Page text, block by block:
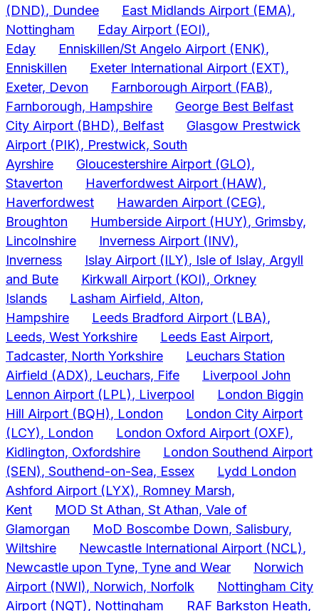
(DND), Dundee East Midlands Airport (EMA),
Nottingham
Eday Airport (EOI),
Eday
Enniskillen/St Angelo Airport (ENK),
Enniskillen
Exeter International Airport (EXT),
Exeter, Devon
Farnborough Airport (FAB),
Farnborough, Hampshire
George Best Belfast
City Airport (BHD), Belfast
Glasgow Prestwick
Airport (PIK), Prestwick, South
Ayrshire
Gloucestershire Airport (GLO),
Staverton
Haverfordwest Airport (HAW),
Haverfordwest
Hawarden Airport (CEG),
Broughton
Humberside Airport (HUY), Grimsby,
Lincolnshire
Inverness Airport (INV),
Inverness
Islay Airport (ILY), Isle of Islay, Argyll
and Bute
Kirkwall Airport (KOI), Orkney
Islands
Lasham Airfield, Alton,
Hampshire
Leeds Bradford Airport (LBA),
Leeds, West Yorkshire
Leeds East Airport,
Tadcaster, North Yorkshire
Leuchars Station
Airfield (ADX), Leuchars, Fife
Liverpool John
Lennon Airport (LPL), Liverpool
London Biggin
Hill Airport (BQH), London
London City Airport
(LCY), London London Oxford Airport (OXF),
Kidlington, Oxfordshire
London Southend Airport
(SEN), Southend-on-Sea, Essex
Lydd London
Ashford Airport (LYX), Romney Marsh,
Kent
MOD St Athan, St Athan, Vale of
Glamorgan
MoD Boscombe Down, Salisbury,
Wiltshire
Newcastle International Airport (NCL),
Newcastle upon Tyne, Tyne and Wear
Norwich
Airport (NWI), Norwich, Norfolk
Nottingham City
Airport (NQT), Nottingham RAF Barkston Heath,